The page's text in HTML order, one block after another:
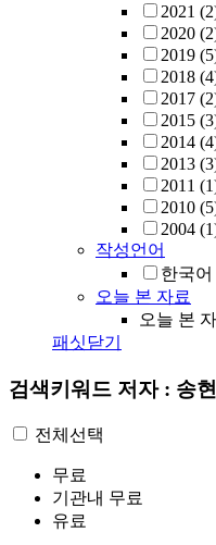
2021
2020
2019
2018
2017
2015
2014
2013
2011
2010
2004
작성언어
한국어
오늘 본 자료
오늘 본
패싯닫기
검색키워드 저자 : 송
전체선택
무료
기관내 무료
유료